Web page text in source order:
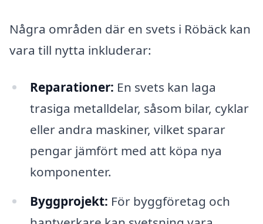
Några områden där en svets i Röbäck kan
vara till nytta inkluderar:
Reparationer: En svets kan laga
trasiga metalldelar, såsom bilar, cyklar
eller andra maskiner, vilket sparar
pengar jämfört med att köpa nya
komponenter.
Byggprojekt: För byggföretag och